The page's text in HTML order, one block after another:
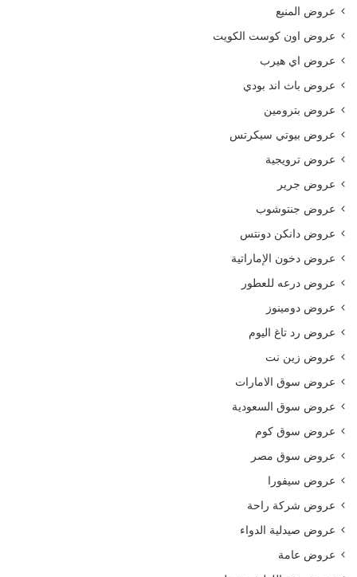
عروض المنيع
عروض اون كوست الكويت
عروض اي هيرب
عروض باث اند بودي
عروض بترومين
عروض بيوتي سيكرتس
عروض ترويجية
عروض جرير
عروض جنتوشوب
عروض دانكن دونتس
عروض دخون الإماراتية
عروض درعه للعطور
عروض دومينوز
عروض رد تاغ اليوم
عروض زين نت
عروض سوق الامارات
عروض سوق السعودية
عروض سوق كوم
عروض سوق مصر
عروض سيفورا
عروض شركة راحة
عروض صيدلية الدواء
عروض عامة